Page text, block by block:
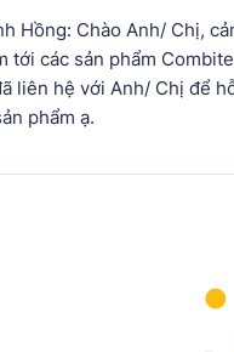
Hồng: Chào Anh/ Chị,
tới các sản phẩm
liên hệ với Anh/ Chị để
phẩm ạ.